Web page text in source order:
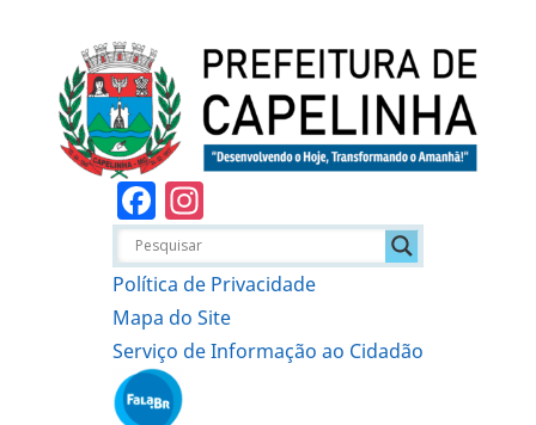
Facebook
Política de Privacidade
Mapa do Site
Serviço de Informação ao Cidadão